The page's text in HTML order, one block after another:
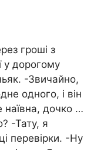
гроші з
у дорогому
-Звичайно,
одного, і він
дочко …
-Тату, я
перевірки. -Ну